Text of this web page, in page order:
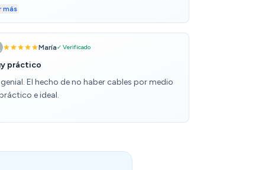
para una habitación/estancia pequeña, el
caliente sale al instante ¡¡¡
más
María✓ Verificado
práctico
El hecho de no haber cables por medio
e ideal.